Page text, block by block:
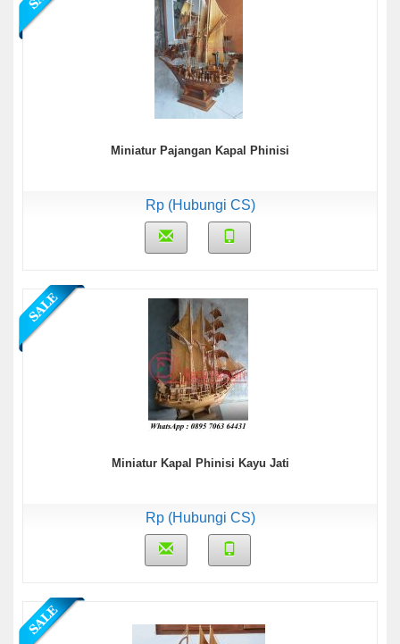
Miniatur Pajangan Kapal Phinisi
Rp (Hubungi CS)
Miniatur Kapal Phinisi Kayu Jati
Rp (Hubungi CS)